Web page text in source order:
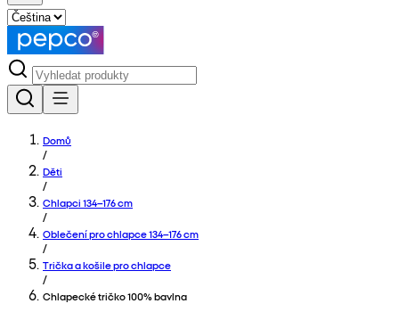
Domů
/
Děti
/
Chlapci 134–176 cm
/
Oblečení pro chlapce 134–176 cm
/
Trička a košile pro chlapce
/
Chlapecké tričko 100% bavlna